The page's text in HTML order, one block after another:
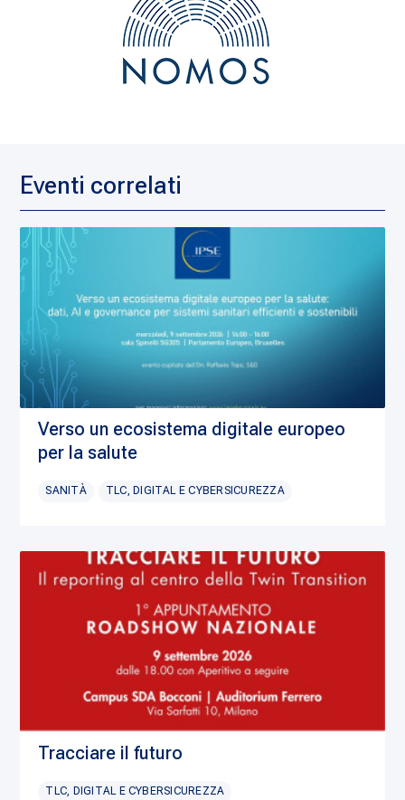
Eventi correlati
Verso un ecosistema digitale europeo
per la salute
SANITÀ TLC, DIGITAL E CYBERSICUREZZA
Tracciare il futuro
TLC, DIGITAL E CYBERSICUREZZA